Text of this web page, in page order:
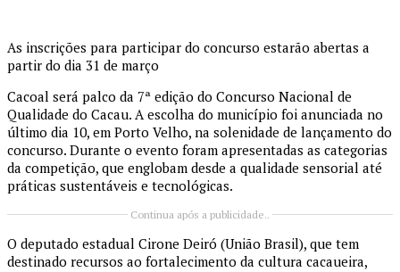
As inscrições para participar do concurso estarão abertas a
partir do dia 31 de março
Cacoal será palco da 7ª edição do Concurso Nacional de
Qualidade do Cacau. A escolha do município foi anunciada no
último dia 10, em Porto Velho, na solenidade de lançamento do
concurso. Durante o evento foram apresentadas as categorias
da competição, que englobam desde a qualidade sensorial até
práticas sustentáveis e tecnológicas.
Continua após a publicidade..
O deputado estadual Cirone Deiró (União Brasil), que tem
destinado recursos ao fortalecimento da cultura cacaueira,